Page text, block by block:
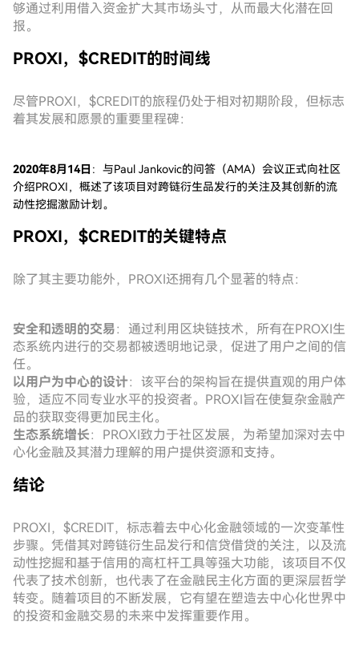
够通过利用借入资金扩大其市场头寸，从而最大化潜在回
报。
PROXI，$CREDIT的时间线
尽管PROXI，$CREDIT的旅程仍处于相对初期阶段，但标志
着其发展和愿景的重要里程碑：
2020年8月14日 ：与Paul Jankovic的问答（AMA）会议正式向社区
介绍PROXI，概述了该项目对跨链衍生品发行的关注及其创新的流
动性挖掘激励计划。
PROXI，$CREDIT的关键特点
除了其主要功能外，PROXI还拥有几个显著的特点：
安全和透明的交易：通过利用区块链技术，所有在PROXI生
态系统内进行的交易都被透明地记录，促进了用户之间的信
任。
以用户为中心的设计：该平台的架构旨在提供直观的用户体
验，适应不同专业水平的投资者。PROXI旨在使复杂金融产
品的获取变得更加民主化。
生态系统增长：PROXI致力于社区发展，为希望加深对去中
心化金融及其潜力理解的用户提供资源和支持。
结论
PROXI，$CREDIT，标志着去中心化金融领域的一次变革性
步骤。凭借其对跨链衍生品发行和信贷借贷的关注，以及流
动性挖掘和基于信用的高杠杆工具等强大功能，该项目不仅
代表了技术创新，也代表了在金融民主化方面的更深层哲学
转变。随着项目的不断发展，它有望在塑造去中心化世界中
的投资和金融交易的未来中发挥重要作用。